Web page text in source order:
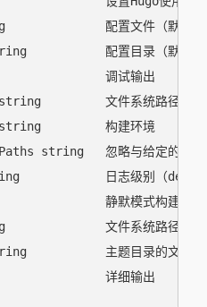
配置文件（默认
配置目录（默认
调试输出
文件系统路径，用
构建环境
string   忽略与给定的Glob
日志级别（
静默模式构建
文件系统路径，用
主题目录的文件系